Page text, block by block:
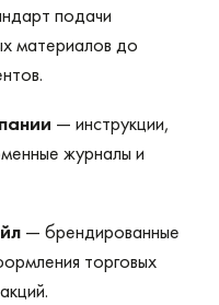
подачи
материалов до
— инструкции,
журналы и
— брендированные
торговых